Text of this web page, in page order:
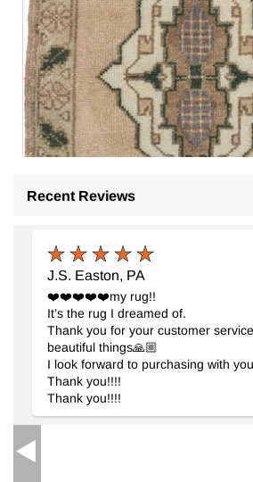
Recent Reviews
J.S. Easton, PA
❤️❤️❤️❤️❤️my rug!!
It’s the rug I dreamed of.
Thank you for your customer
beautiful things🙏🏼
I look forward to purchasing with
Thank you!!!!
Thank you!!!!